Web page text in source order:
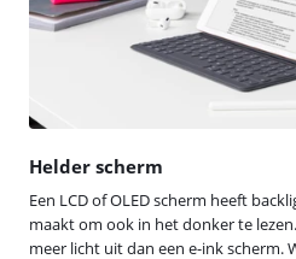
Helder scherm
Een LCD of OLED scherm heeft
maakt om ook in het donker te
meer licht uit dan een e-ink scherm.